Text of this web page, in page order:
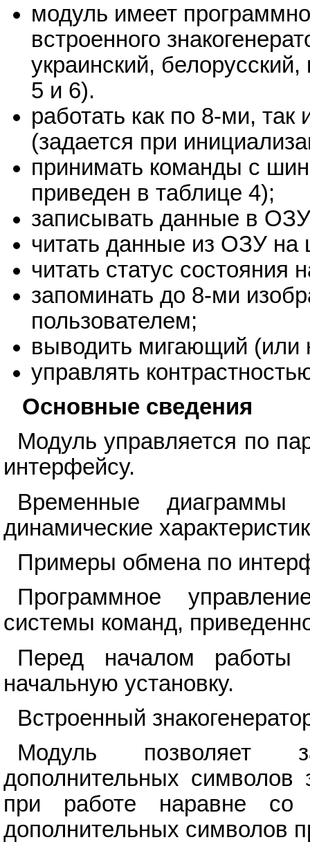
модуль имеет
встроенного
украинский,
5 и 6).
работать как по 8-ми,
(задается при
принимать команды с
приведен в таблице 4);
записывать данные в
читать данные из ОЗУ
читать статус
запоминать до 8-ми
пользователем;
выводить мигающий (или
управлять
Основные сведения
Модуль управляется по
интерфейсу.
Временные
динамические
Примеры обмена по
Программное
системы команд,
Перед началом работы
начальную установку.
Встроенный
Модуль позволяет
дополнительных символов
при работе наравне со
дополнительных символов